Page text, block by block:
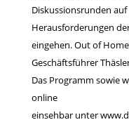
Diskussionsrunden
Herausforderungen
eingehen. Out of
Geschäftsführer
Das Programm sowie
online
einsehbar unter